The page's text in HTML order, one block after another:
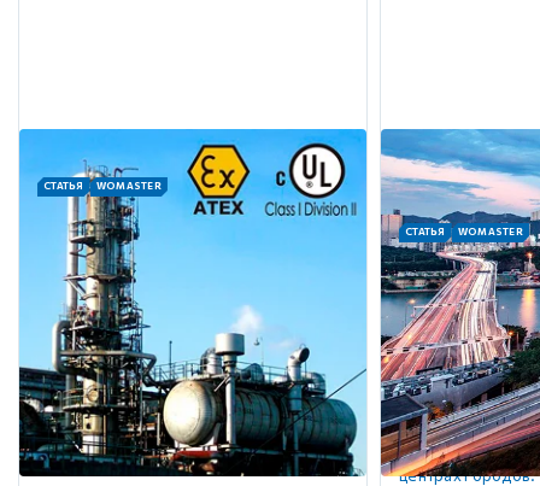
СТАТЬЯ WOMASTER
Применение коммутаторов
WoMaster в нефтегазовой
отрасли
Проводное и беспроводное
оборудование для передачи данных
WoMaster отличается прочной
конструкцией и использованием
передовых технологий, что делает их
идеально подходящими для суровых
условий окружающей среды
нефтегазовой промышленности.
СТАТЬЯ WOMASTER
систем (ИТС)
Прочная
WoMaster
работу в
позволяет
автомагистралей,
центрах городов.